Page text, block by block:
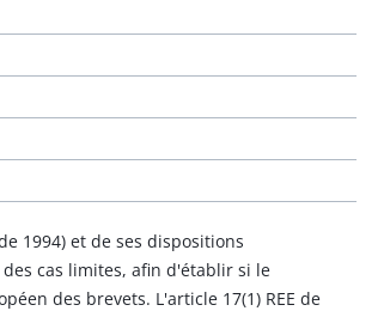
1994) et de ses dispositions
cas limites, afin d'établir si le
des brevets. L'article 17(1) REE de